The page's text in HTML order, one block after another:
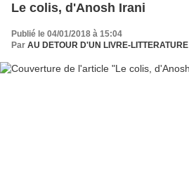
Le colis, d'Anosh Irani
Publié le 04/01/2018 à 15:04
Par AU DETOUR D'UN LIVRE-LITTERATURE